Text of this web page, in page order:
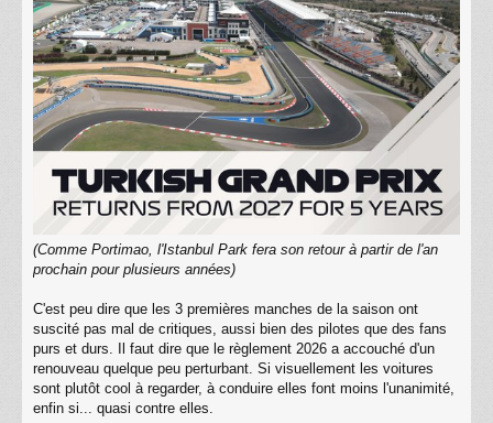
(Comme Portimao, l'Istanbul Park fera son retour à partir de l'an
prochain pour plusieurs années)
C'est peu dire que les 3 premières manches de la saison ont
suscité pas mal de critiques, aussi bien des pilotes que des fans
purs et durs. Il faut dire que le règlement 2026 a accouché d'un
renouveau quelque peu perturbant. Si visuellement les voitures
sont plutôt cool à regarder, à conduire elles font moins l'unanimité,
enfin si... quasi contre elles.